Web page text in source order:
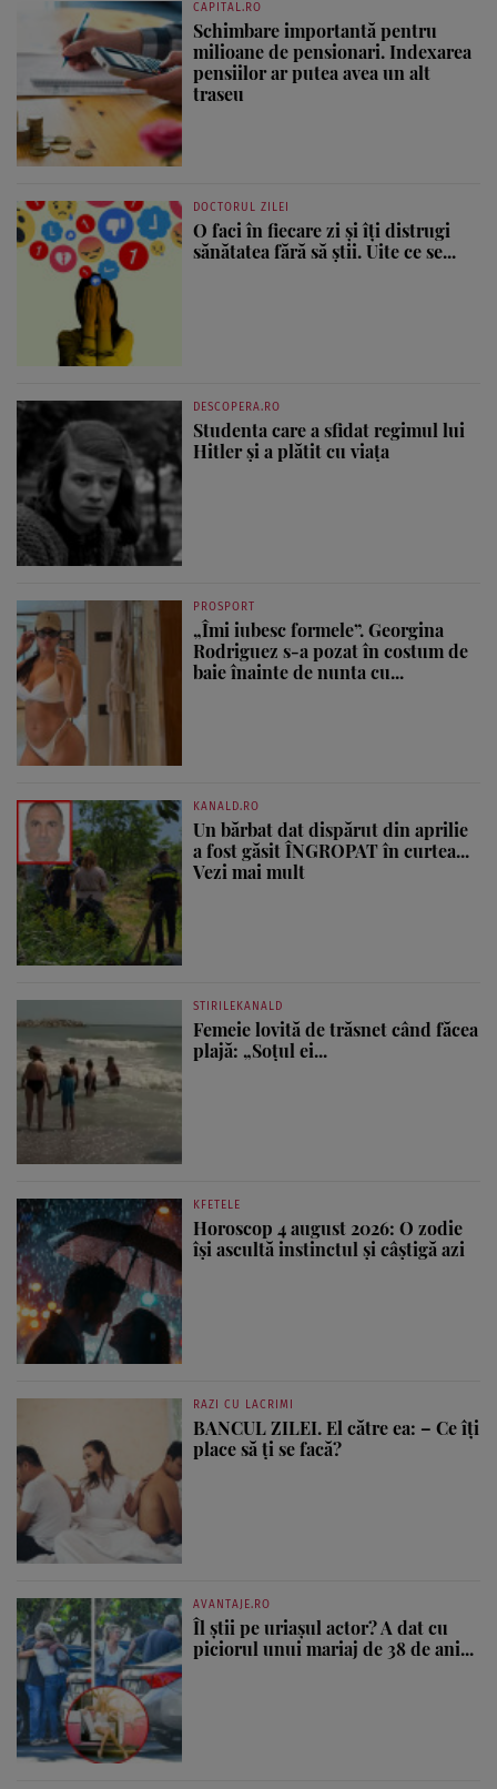
CAPITAL.RO
Schimbare importantă pentru
milioane de pensionari. Indexarea
pensiilor ar putea avea un alt
traseu
DOCTORUL ZILEI
O faci în fiecare zi și îți distrugi
sănătatea fără să știi. Uite ce se...
DESCOPERA.RO
Studenta care a sfidat regimul lui
Hitler și a plătit cu viața
PROSPORT
„Îmi iubesc formele”. Georgina
Rodriguez s-a pozat în costum de
baie înainte de nunta cu...
KANALD.RO
Un bărbat dat dispărut din aprilie
a fost găsit ÎNGROPAT în curtea...
Vezi mai mult
STIRILEKANALD
Femeie lovită de trăsnet când făcea
plajă: „Soțul ei...
KFETELE
Horoscop 4 august 2026: O zodie
își ascultă instinctul și câștigă azi
RAZI CU LACRIMI
BANCUL ZILEI. El către ea: – Ce îți
place să ți se facă?
AVANTAJE.RO
Îl știi pe uriașul actor? A dat cu
piciorul unui mariaj de 38 de ani...